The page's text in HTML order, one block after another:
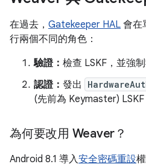
在過去， Gatekeeper HAL 會在
行兩個不同的角色：
驗證： 檢查 LSKF，並強
認證： 發出
(先前為 Keymaster) LSKF
為何要改用 Weaver？
Android 8.1 導入安全密碼重設